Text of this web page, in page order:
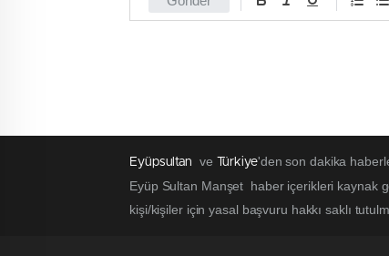
Eyüpsultan ve Türkiye'den son dakika
Eyüp Sultan Manşet haber içerikleri kaynak
kişi/kişiler için yasal başvuru hakkı saklı